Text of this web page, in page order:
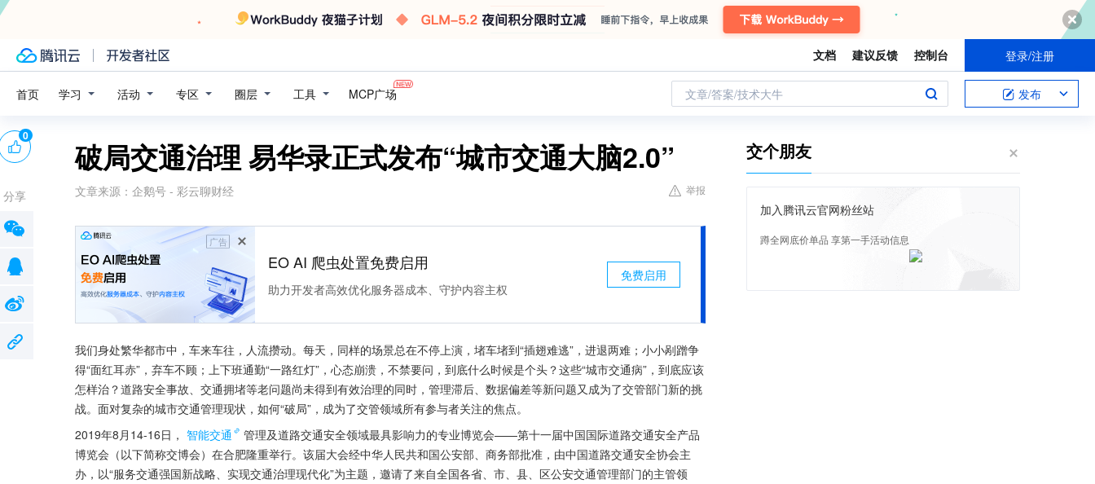
文档 建议反馈 控制台 登录/注册
首页 学习 活动 专区 圈层 工具 MCP广场 文章/答案/技术大牛 发布
破局交通治理 易华录正式发布“城市交通大脑2.0”
文章来源： 企鹅号 - 彩云聊财经 举报
广告
EO AI 爬虫处置免费启用
助力开发者高效优化服务器成本、守护内容主权
免费启用
我们身处繁华都市中，车来车往，人流攒动。每天，同样的场景总在不停上演，堵车堵到“插翅难逃”，进退两难；小小剐蹭争
得“面红耳赤”，弃车不顾；上下班通勤“一路红灯”，心态崩溃，不禁要问，到底什么时候是个头？这些“城市交通病”，到底应该
怎样治？道路安全事故、交通拥堵等老问题尚未得到有效治理的同时，管理滞后、数据偏差等新问题又成为了交管部门新的挑
战。面对复杂的城市交通管理现状，如何“破局”，成为了交管领域所有参与者关注的焦点。
2019年8月14-16日， 智能交通
管理及道路交通安全领域最具影响力的专业博览会——第十一届中国国际道路交通安全产品
博览会（以下简称交博会）在合肥隆重举行。该届大会经中华人民共和国公安部、商务部批准，由中国道路交通安全协会主
办，以“服务交通强国新战略、实现交通治理现代化”为主题，邀请了来自全国各省、市、县、区公安交通管理部门的主管领
0
分享
交个朋友
加入腾讯云官网粉丝站
蹲全网底价单品 享第一手活动信息